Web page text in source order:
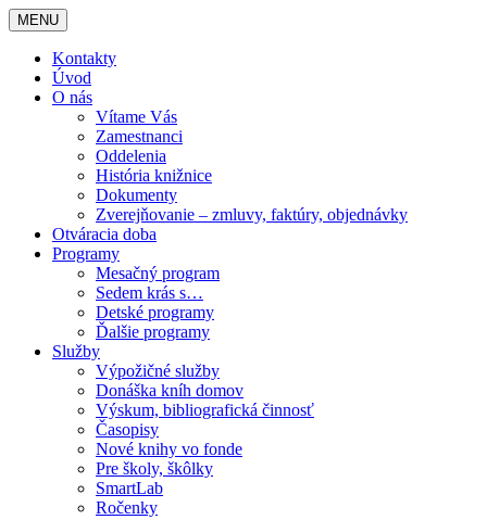
MENU
Kontakty
Úvod
O nás
Vítame Vás
Zamestnanci
Oddelenia
História knižnice
Dokumenty
Zverejňovanie – zmluvy, faktúry, objednávky
Otváracia doba
Programy
Mesačný program
Sedem krás s…
Detské programy
Ďalšie programy
Služby
Výpožičné služby
Donáška kníh domov
Výskum, bibliografická činnosť
Časopisy
Nové knihy vo fonde
Pre školy, škôlky
SmartLab
Ročenky